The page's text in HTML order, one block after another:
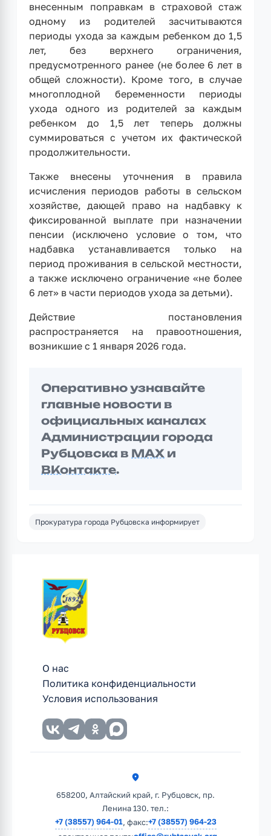
внесенным поправкам в страховой стаж
одному из родителей засчитываются
периоды ухода за каждым ребенком до 1,5
лет, без верхнего ограничения,
предусмотренного ранее (не более 6 лет в
общей сложности). Кроме того, в случае
многоплодной беременности периоды
ухода одного из родителей за каждым
ребенком до 1,5 лет теперь должны
суммироваться с учетом их фактической
продолжительности.
Также внесены уточнения в правила
исчисления периодов работы в сельском
хозяйстве, дающей право на надбавку к
фиксированной выплате при назначении
пенсии (исключено условие о том, что
надбавка устанавливается только на
период проживания в сельской местности,
а также исключено ограничение «не более
6 лет» в части периодов ухода за детьми).
Действие постановления
распространяется на правоотношения,
возникшие с 1 января 2026 года.
Оперативно узнавайте
главные новости в
официальных каналах
Администрации города
Рубцовска в MAX и
ВКонтакте.
Прокуратура города Рубцовска информирует
О нас
Политика конфиденциальности
Условия использования
658200, Алтайский край, г. Рубцовск, пр.
Ленина 130. тел.:
+7 (38557) 964-01, факс:+7 (38557) 964-23